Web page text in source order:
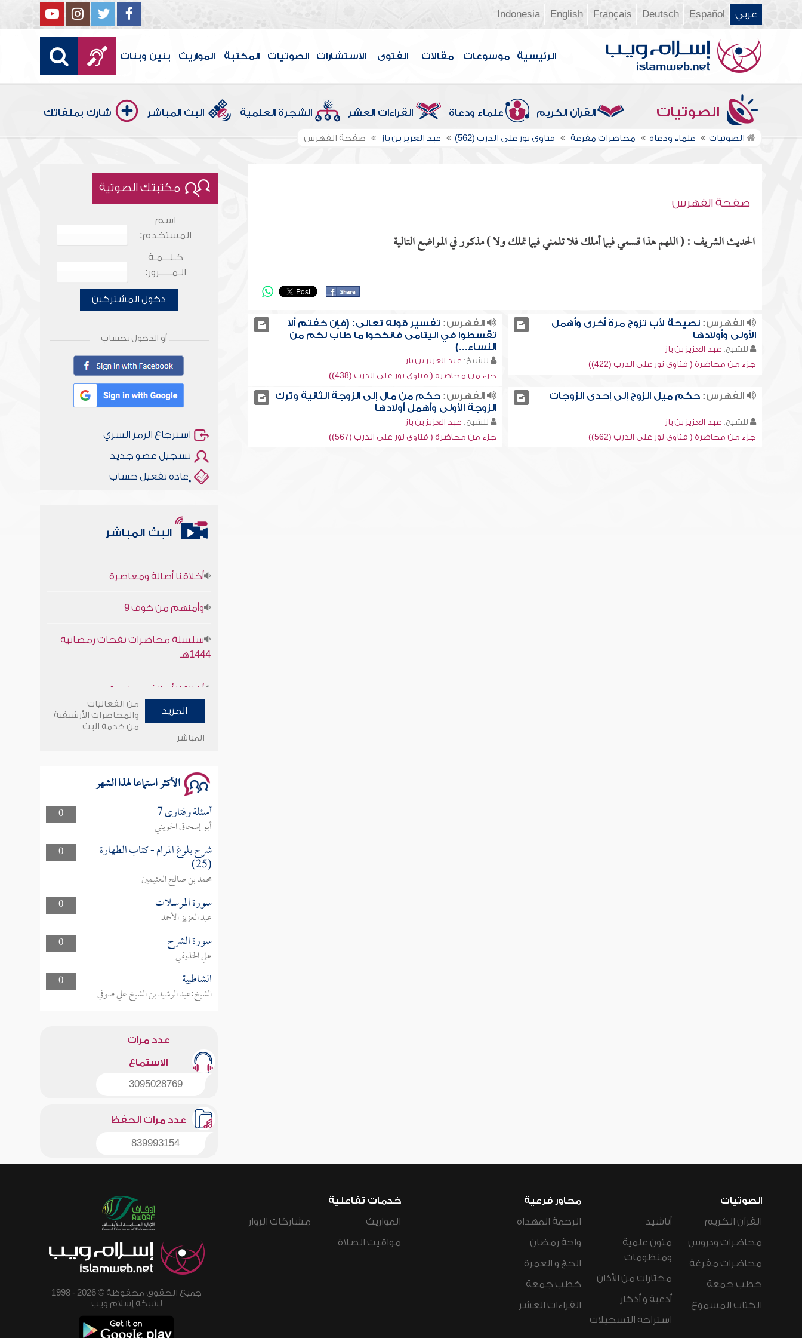
عربي Español
Deutsch
Français
English
Indonesia
الرئيسية موسوعات مقالات الفتوى الاستشارات الصوتيات المكتبة المواريث بنين وبنات
الصوتيات القرآن الكريم علماء ودعاة القراءات العشر الشجرة العلمية البث المباشر شارك بملفاتك
الصوتيات علماء ودعاة محاضرات مفرغة فتاوى نور على الدرب (562) عبد العزيز بن باز صفحة الفهرس
صفحة الفهرس
الحديث الشريف : ( اللهم هذا قسمي فيما أملك فلا تلمني فيما تملك ولا ) مذكور في المواضع التالية
الفهرس:نصيحة لأب تزوج مرة أخرى وأهمل
الأولى وأولادها
للشيخ: عبد العزيز بن باز
جزء من محاضرة ( فتاوى نور على الدرب (422))
الفهرس: تفسير قوله تعالى: (فإن خفتم ألا
تقسطوا في اليتامى فانكحوا ما طاب لكم من
النساء...)
للشيخ: عبد العزيز بن باز
جزء من محاضرة ( فتاوى نور على الدرب (438))
الفهرس:حكم ميل الزوج إلى إحدى الزوجات
للشيخ: عبد العزيز بن باز
جزء من محاضرة ( فتاوى نور على الدرب (562))
الفهرس: حكم من مال إلى الزوجة الثانية وترك
الزوجة الأولى وأهمل أولادها
للشيخ: عبد العزيز بن باز
جزء من محاضرة ( فتاوى نور على الدرب (567))
مكتبتك الصوتية
اسم
المستخدم:
كـلـــمـة
الـمـــــرور:
دخول المشتركين
أو الدخول بحساب
استرجاع الرمز السري
تسجيل عضو جديد
إعادة تفعيل حساب
البث المباشر
1444هـ
وأمنهم من خوف 9
سلسلة محاضرات نفحات رمضانية
المزيد
من الفعاليات
والمحاضرات الأرشيفية
من خدمة البث
المباشر
الأكثر استماعا لهذا الشهر
0 أسئلة وفتاوى 7
أبو إسحاق الحويني
0
شرح بلوغ المرام - كتاب الطهارة
(25)
محمد بن صالح العثيمين
0
سورة المرسلات
عبد العزيز الأحمد
0
سورة الشرح
علي الحذيفي
0
الشاطبية
الشيخ:عبد الرشيد بن الشيخ علي صوفي
عدد مرات
الاستماع
3095028769
عدد مرات الحفظ
839993154
الصوتيات
القرآن الكريم
محاضرات ودروس
محاضرات مفرغة
خطب جمعة
الكتاب المسموع
أناشيد
متون علمية
ومنظومات
مختارات من الأذان
أدعية و أذكار
استراحة التسجيلات
محاور فرعية
الرحمة المهداة
واحة رمضان
الحج و العمرة
خطب جمعة
القراءات العشر
خدمات تفاعلية
المواريث
مواقيت الصلاة
مشاركات الزوار
جميع الحقوق محفوظة © 2026 - 1998
لشبكة إسلام ويب